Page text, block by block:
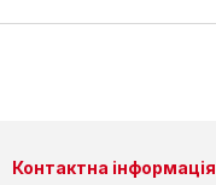
Контактна інформація